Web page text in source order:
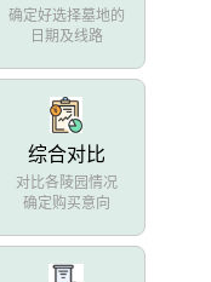
确定好选择墓地的
日期及线路
综合对比
对比各陵园情况
确定购买意向